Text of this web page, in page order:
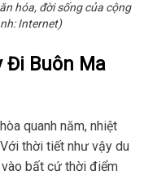
hóa, đời sống của cộng
Internet)
Đi Buôn Ma
quanh năm, nhiệt
thời tiết như vậy du
bất cứ thời điểm